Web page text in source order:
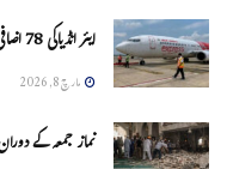
ایئر انڈیاکی 78 اضافی پروازوں کی شروعات
مارچ 8, 2026
نماز جمعہ کے دوران